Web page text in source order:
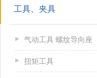
工具、夹具
气动工具 螺纹导向座
扭矩工具